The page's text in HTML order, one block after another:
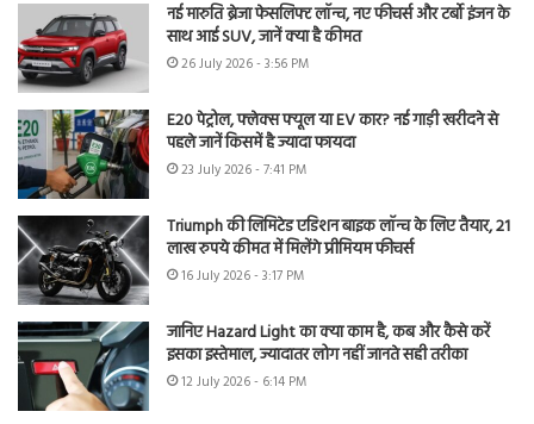
नई मारुति ब्रेजा फेसलिफ्ट लॉन्च, नए फीचर्स और टर्बो इंजन के
साथ आई SUV, जानें क्या है कीमत
26 July 2026 - 3:56 PM
E20 पेट्रोल, फ्लेक्स फ्यूल या EV कार? नई गाड़ी खरीदने से
पहले जानें किसमें है ज्यादा फायदा
23 July 2026 - 7:41 PM
Triumph की लिमिटेड एडिशन बाइक लॉन्च के लिए तैयार, 21
लाख रुपये कीमत में मिलेंगे प्रीमियम फीचर्स
16 July 2026 - 3:17 PM
जानिए Hazard Light का क्या काम है, कब और कैसे करें
इसका इस्तेमाल, ज्यादातर लोग नहीं जानते सही तरीका
12 July 2026 - 6:14 PM